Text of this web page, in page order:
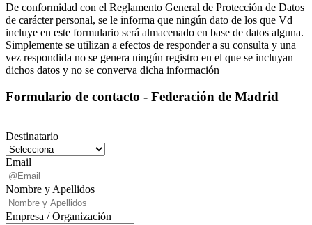
De conformidad con el Reglamento General de Protección de Datos
de carácter personal, se le informa que ningún dato de los que Vd
incluye en este formulario será almacenado en base de datos alguna.
Simplemente se utilizan a efectos de responder a su consulta y una
vez respondida no se genera ningún registro en el que se incluyan
dichos datos y no se converva dicha información
Formulario de contacto - Federación de Madrid
Destinatario
Email
Nombre y Apellidos
Empresa / Organización